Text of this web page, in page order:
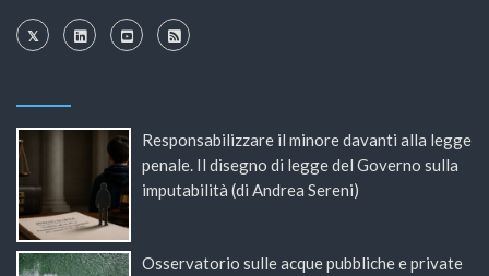
Responsabilizzare il minore davanti alla legge
penale. Il disegno di legge del Governo sulla
imputabilità (di Andrea Sereni)
Osservatorio sulle acque pubbliche e private